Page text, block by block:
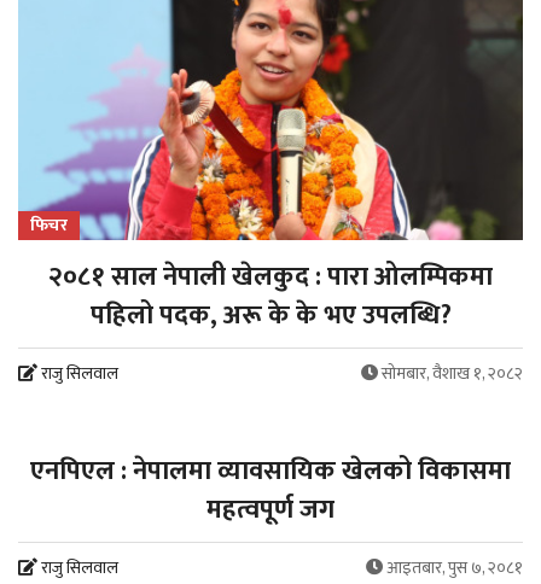
फिचर
२०८१ साल नेपाली खेलकुद : पारा ओलम्पिकमा
पहिलो पदक, अरू के के भए उपलब्धि?
राजु सिलवाल
सोमबार, वैशाख १, २०८२
एनपिएल : नेपालमा व्यावसायिक खेलको विकासमा
महत्वपूर्ण जग
राजु सिलवाल आइतबार, पुस ७, २०८१